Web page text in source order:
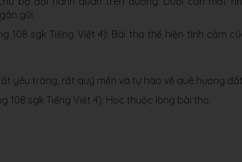
gũi.
108 sgk Tiếng Việt 4): Bài thơ thể hiện tình cảm
yêu trăng, rất quý mến và tự hào về quê hương
108 sgk Tiếng Việt 4): Học thuộc lòng bài thơ.